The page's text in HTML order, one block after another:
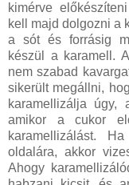
kimérve
kell majd dolgozni a
a sót és forrásig
készül a karamell.
nem szabad
sikerült megállni,
karamellizálja úgy,
amikor a cukor
karamellizálást.
oldalára, akkor
Ahogy